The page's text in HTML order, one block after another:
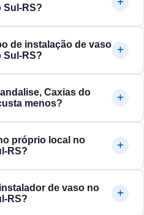
de instalação de vaso
Caxias do
menos?
próprio local no
de vaso no